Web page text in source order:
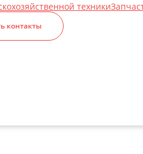
техники
контакты